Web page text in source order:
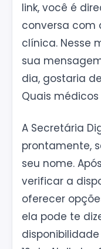
link, você é
conversa com
clínica. Nesse
sua
dia, gostaria
Quais
A Secretária
prontamente,
seu nome.
verificar a
oferecer
ela pode te